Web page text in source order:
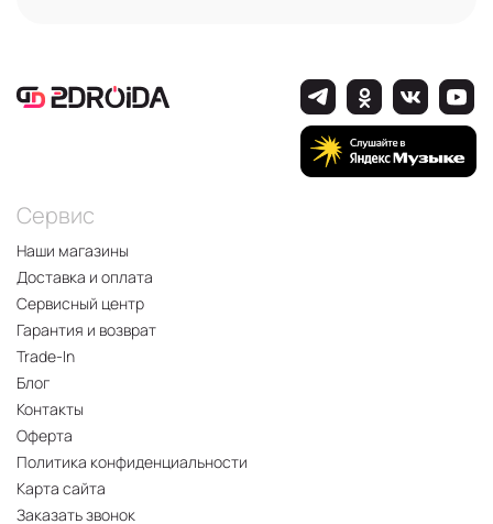
Сервис
Наши магазины
Доставка и оплата
Сервисный центр
Гарантия и возврат
Trade-In
Блог
Контакты
Оферта
Политика конфиденциальности
Карта сайта
Заказать звонок